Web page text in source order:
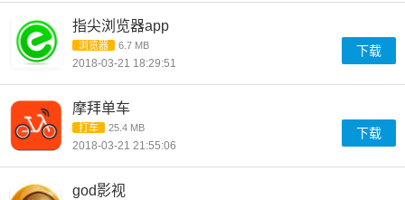
指尖浏览器app
浏览器 6.7 MB
2018-03-21 18:29:51
下载
摩拜单车
打车 25.4 MB
2018-03-21 21:55:06
下载
god影视